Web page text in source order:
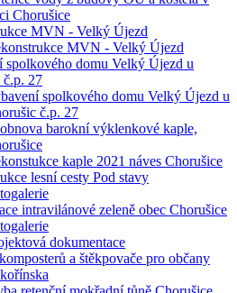
Chorušice
MVN - Velký Újezd
MVN - Velký Újezd
spolkového domu Velký Újezd u
č.p. 27
spolkového domu Velký Újezd u
č.p. 27
barokní výklenkové kaple,
kaple 2021 náves Chorušice
lesní cesty Pod stavy
intravilánové zeleně obec Chorušice
dokumentace
a štěkpovače pro občany